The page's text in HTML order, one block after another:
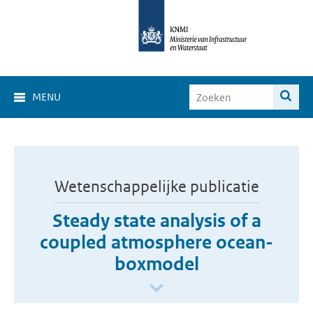
MENU
Wetenschappelijke publicatie
Steady state analysis of a
coupled atmosphere ocean-
boxmodel